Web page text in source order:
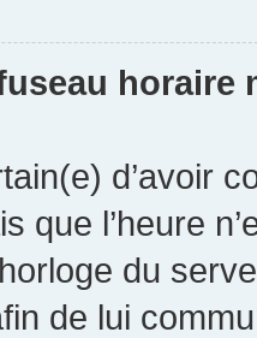
horaire
d’avoir
que l’heure
du
de lui